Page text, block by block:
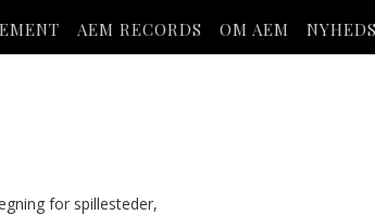
AEM RECORDS OM AEM
for spillesteder,